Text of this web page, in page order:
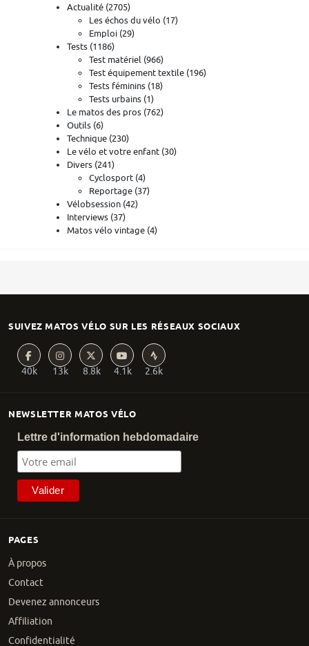
Actualité (2705)
Les échos du vélo (17)
Emploi (29)
Tests (1186)
Test matériel (966)
Test équipement textile (196)
Tests féminins (18)
Tests urbains (1)
Le matos des pros (762)
Outils (6)
Technique (230)
Le vélo et votre enfant (30)
Divers (241)
Cyclosport (4)
Reportage (37)
Vélobsession (42)
Interviews (37)
Matos vélo vintage (4)
PAGES
À propos
Contact
Devenez annonceurs
Affiliation
Confidentialité
NEWSLETTER MATOS VÉLO
Lettre d'information hebdomadaire
SUIVEZ MATOS VÉLO SUR LES RÉSEAUX SOCIAUX
40k 13k 8.8k 4.1k 2.6k